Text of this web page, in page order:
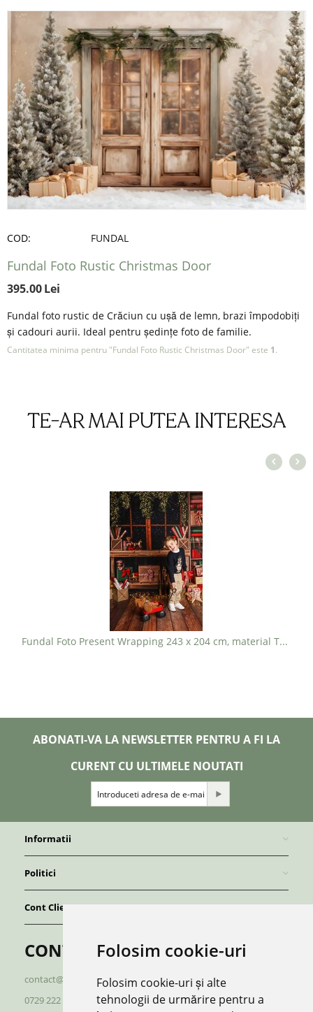
Folosim cookie-uri
Folosim cookie-uri și alte
tehnologii de urmărire pentru a
COD: FUNDAL
Fundal Foto Rustic Christmas Door
395.00Lei
Fundal foto rustic de Crăciun cu ușă de lemn, brazi împodobiți
și cadouri aurii. Ideal pentru ședințe foto de familie.
Cantitatea minima pentru "Fundal Foto Rustic Christmas Door" este 1.
TE-AR MAI PUTEA INTERESA
Fundal Foto Present Wrapping 243 x 204 cm, material TEXTIL - PRET 900 lei
ABONATI-VA LA NEWSLETTER PENTRU A FI LA
CURENT CU ULTIMELE NOUTATI
Informatii
Politici
Cont Client
CONTACT
contact@redboutique.ro
0729 222 920
0729 222 521